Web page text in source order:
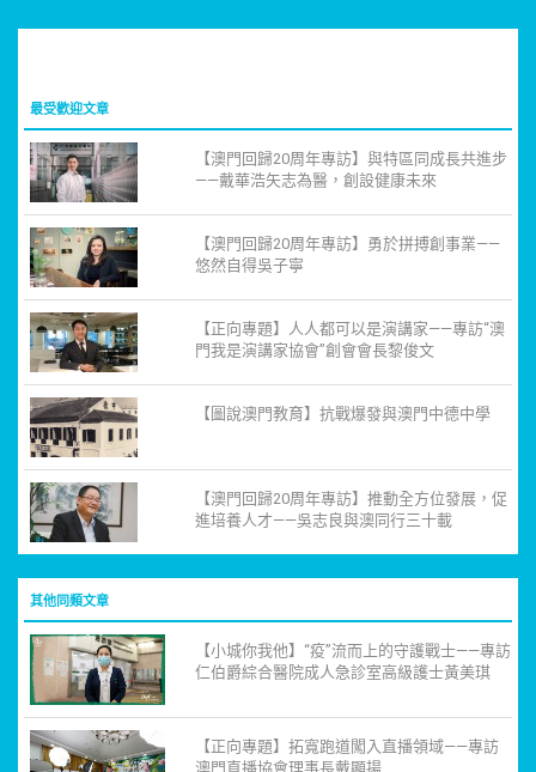
最受歡迎文章
【澳門回歸20周年專訪】與特區同成長共進步
——戴華浩矢志為醫，創設健康未來
【澳門回歸20周年專訪】勇於拼搏創事業——
悠然自得吳子寧
【正向專題】人人都可以是演講家——專訪“澳
門我是演講家協會”創會會長黎俊文
【圖說澳門教育】抗戰爆發與澳門中德中學
【澳門回歸20周年專訪】推動全方位發展，促
進培養人才——吳志良與澳同行三十載
其他同類文章
【小城你我他】“疫”流而上的守護戰士——專訪
仁伯爵綜合醫院成人急診室高級護士黃美琪
【正向專題】拓寬跑道闖入直播領域——專訪
澳門直播協會理事長戴顯揚